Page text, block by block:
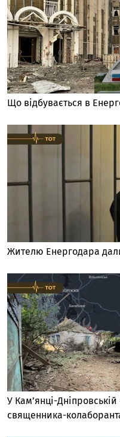
Що відбувається в
Жителю Енергодара
У Кам’янці-
священника-